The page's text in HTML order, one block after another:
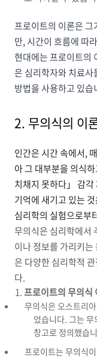
프로이트의 이론은 그
만, 시간이 흐름에 따
현대에는 프로이트의
은 심리학자와 치료
방법을 사용하고 있습
2. 무의식의 이
인간은 시간 속에서,
아 그 대부분을 의식
치채지 못하다」 감
기억에 새기고 있는
심리학의 실험으로부
무의식은 심리학에서
이나 정보를 가리키
은 다양한 심리학적
다.
프로이트의 무의식
무의식은 오스트리
었습니다. 그는
창고로 정의했습
프로이트는 무의식